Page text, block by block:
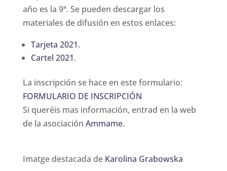
año es la 9ª. Se pueden descargar los
materiales de difusión en estos enlaces:
Tarjeta 2021.
Cartel 2021.
La inscripción se hace en este formulario:
FORMULARIO DE INSCRIPCIÓN
Si queréis mas información, entrad en la web
de la asociación Ammame.
Imatge destacada de Karolina Grabowska